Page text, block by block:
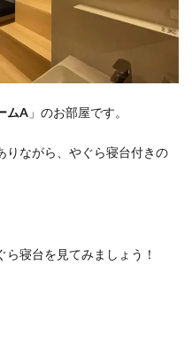
ムA 」のお部屋です。
りながら、やぐら寝台付きの
寝台を見てみましょう！